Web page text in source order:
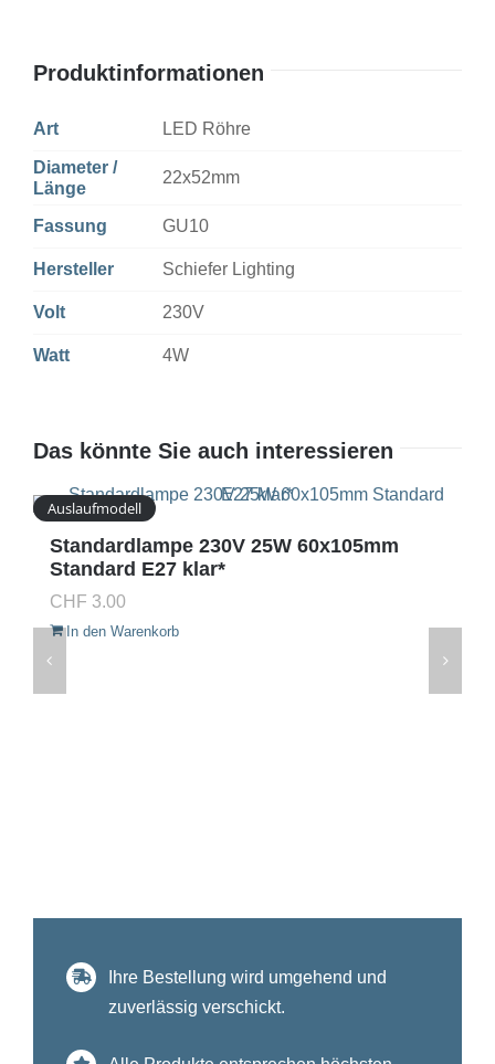
Produktinformationen
Art LED Röhre
Diameter /
Länge
22x52mm
Fassung GU10
Hersteller Schiefer Lighting
Volt 230V
Watt 4W
Das könnte Sie auch interessieren
Auslaufmodell
Standardlampe 230V 25W 60x105mm
Standard E27 klar*
CHF 3.00
In den Warenkorb
Ihre Bestellung wird umgehend und
zuverlässig verschickt.